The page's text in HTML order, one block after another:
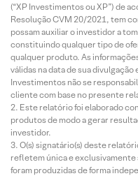
(“XP Investimentos ou XP”) de
Resolução CVM 20/2021, tem
possam auxiliar o investidor a
constituindo qualquer tipo de
qualquer produto. As
válidas na data de sua
Investimentos não se
cliente com base no presente
Este relatório foi elaborado
produtos de modo a gerar
investidor.
O(s) signatário(s) deste
refletem única e exclusivamente
foram produzidas de forma